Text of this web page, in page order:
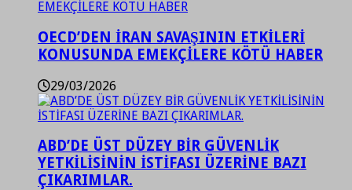
OECD’DEN İRAN SAVAŞININ ETKİLERİ
KONUSUNDA EMEKÇİLERE KÖTÜ HABER
29/03/2026
ABD’DE ÜST DÜZEY BİR GÜVENLİK
YETKİLİSİNİN İSTİFASI ÜZERİNE BAZI
ÇIKARIMLAR.